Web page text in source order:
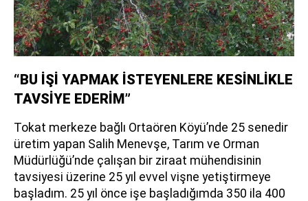
“BU İŞİ YAPMAK İSTEYENLERE KESİNLİKLE
TAVSİYE EDERİM”
Tokat merkeze bağlı Ortaören Köyü’nde 25 senedir
üretim yapan Salih Menevşe, Tarım ve Orman
Müdürlüğü’nde çalışan bir ziraat mühendisinin
tavsiyesi üzerine 25 yıl evvel vişne yetiştirmeye
başladım. 25 yıl önce işe başladığımda 350 ila 400